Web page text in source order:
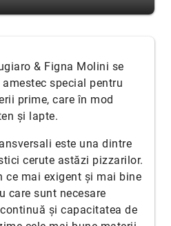
& Figna Molini se
special pentru
prime, care în mod
și lapte.
este una dintre
cerute astăzi pizzarilor.
ce mai exigent și mai bine
care sunt necesare
și capacitatea de